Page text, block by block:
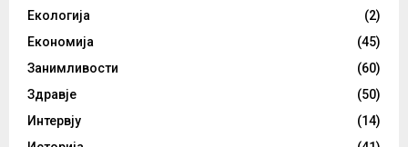
Екологија
(2)
Економија
(45)
Занимливости
(60)
Здравје
(50)
Интервју
(14)